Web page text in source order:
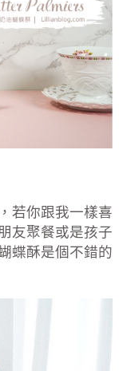
若你跟我一樣喜
友聚餐或是孩子
蝶酥是個不錯的